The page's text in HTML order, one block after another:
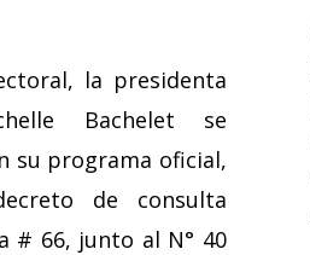
la presidenta
Bachelet se
su programa oficial,
de consulta
# 66, junto al N° 40